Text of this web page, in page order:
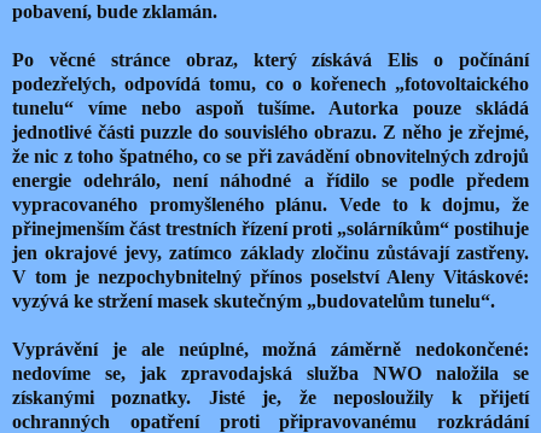
pobavení, bude zklamán.
Po věcné stránce obraz, který získává Elis o počínání
podezřelých, odpovídá tomu, co o kořenech „fotovoltaického
tunelu“ víme nebo aspoň tušíme. Autorka pouze skládá
jednotlivé části puzzle do souvislého obrazu. Z něho je zřejmé,
že nic z toho špatného, co se při zavádění obnovitelných zdrojů
energie odehrálo, není náhodné a řídilo se podle předem
vypracovaného promyšleného plánu. Vede to k dojmu, že
přinejmenším část trestních řízení proti „solárníkům“ postihuje
jen okrajové jevy, zatímco základy zločinu zůstávají zastřeny.
V tom je nezpochybnitelný přínos poselství Aleny Vitáskové:
vyzývá ke stržení masek skutečným „budovatelům tunelu“.
Vyprávění je ale neúplné, možná záměrně nedokončené:
nedovíme se, jak zpravodajská služba NWO naložila se
získanými poznatky. Jisté je, že neposloužily k přijetí
ochranných opatření proti připravovanému rozkrádání